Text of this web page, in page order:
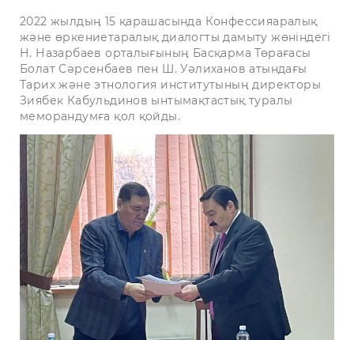
2022 жылдың 15 қарашасында Конфессияаралық
және өркениетаралық диалогты дамыту жөніндегі
Н. Назарбаев орталығының Басқарма Төрағасы
Болат Сәрсенбаев пен Ш. Уәлиханов атындағы
Тарих және этнология институтының директоры
Зиябек Кабульдинов ынтымақтастық туралы
меморандумға қол қойды.